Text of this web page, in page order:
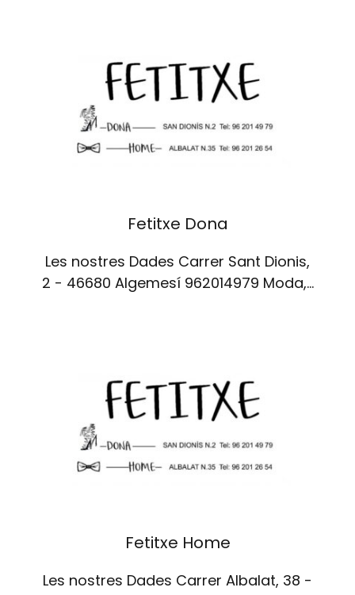
Fetitxe Dona
Les nostres Dades Carrer Sant Dionis,
2 - 46680 Algemesí 962014979 Moda,…
Fetitxe Home
Les nostres Dades Carrer Albalat, 38 -